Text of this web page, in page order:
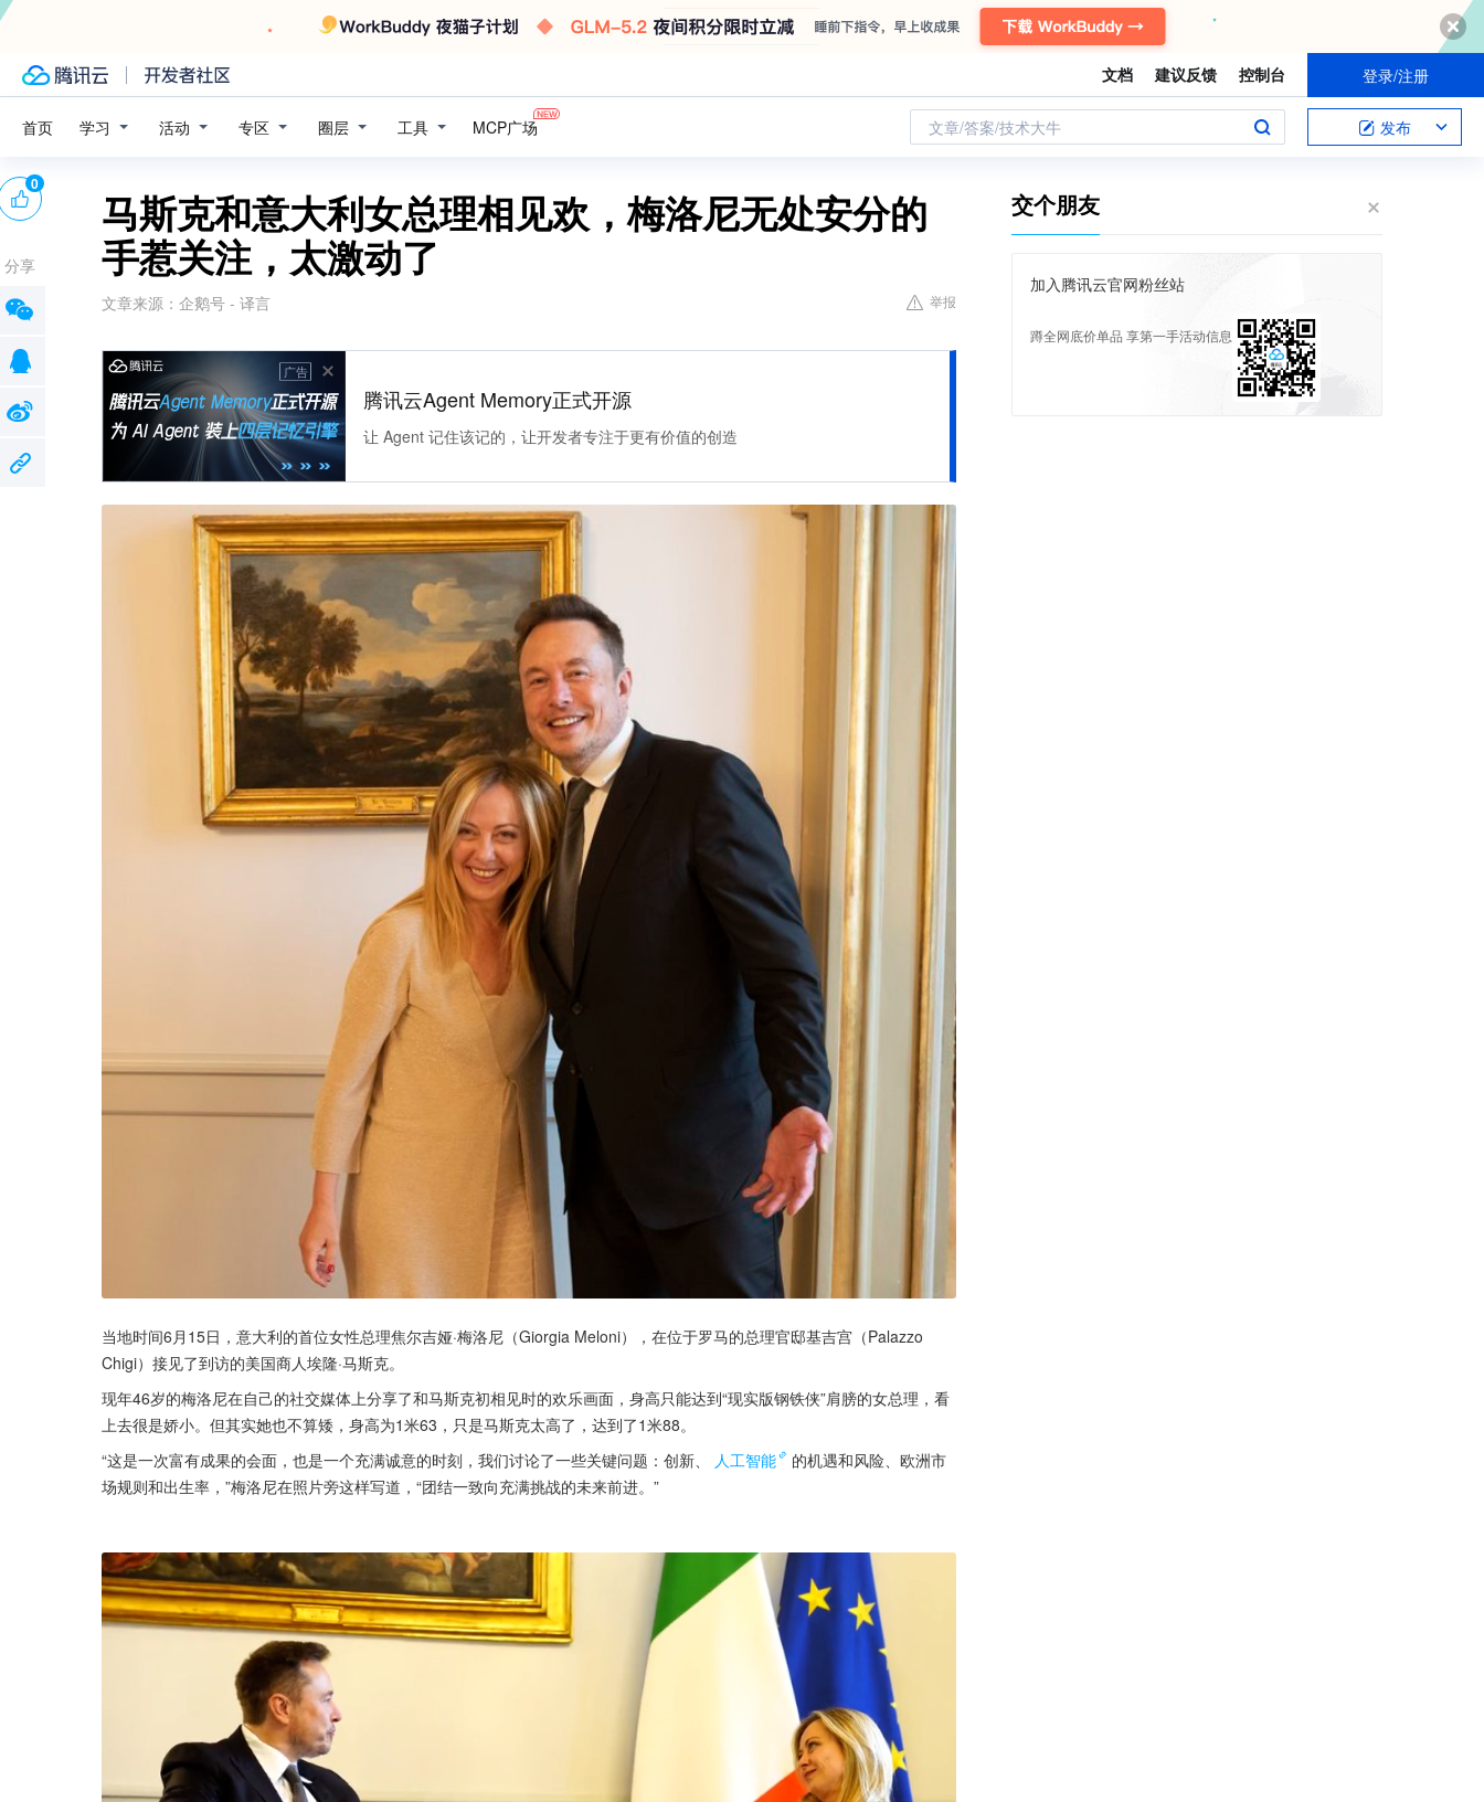
文档 建议反馈 控制台 登录/注册
首页 学习 活动 专区 圈层 工具 MCP广场 文章/答案/技术大牛 发布
马斯克和意大利女总理相见欢，梅洛尼无处安分的
手惹关注，太激动了
文章来源： 企鹅号 - 译言 举报
广告
腾讯云Agent Memory正式开源
让 Agent 记住该记的，让开发者专注于更有价值的创造
当地时间6月15日，意大利的首位女性总理焦尔吉娅·梅洛尼（Giorgia Meloni），在位于罗马的总理官邸基吉宫（Palazzo
Chigi）接见了到访的美国商人埃隆·马斯克。
现年46岁的梅洛尼在自己的社交媒体上分享了和马斯克初相见时的欢乐画面，身高只能达到“现实版钢铁侠”肩膀的女总理，看
上去很是娇小。但其实她也不算矮，身高为1米63，只是马斯克太高了，达到了1米88。
“这是一次富有成果的会面，也是一个充满诚意的时刻，我们讨论了一些关键问题：创新、
人工智能
的机遇和风险、欧洲市
场规则和出生率，”梅洛尼在照片旁这样写道，“团结一致向充满挑战的未来前进。”
0
分享
交个朋友
加入腾讯云官网粉丝站
蹲全网底价单品 享第一手活动信息